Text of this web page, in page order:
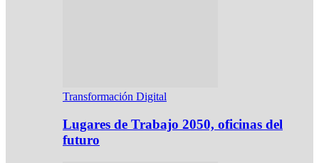
Transformación Digital
Lugares de Trabajo 2050, oficinas del
futuro